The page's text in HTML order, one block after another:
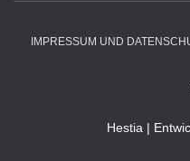
IMPRESSUM UND
Hestia |